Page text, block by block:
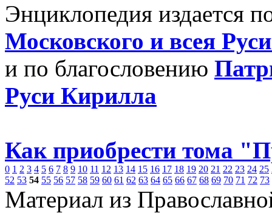
Энциклопедия издается
Московского и всея
и по благословению
Руси Кирилла
Как приобрести тома
0 1 2 3 4 5 6 7 8 9 10 11 12 13 14 15 16 17 18 19 20 21 22 23 24 25
52 53 54 55 56 57 58 59 60 61 62 63 64 65 66 67 68 69 70 71 72 73
Материал из